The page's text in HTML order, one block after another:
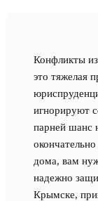
Конфликты
это тяжелая
игнорируют
парней шанс
дома, вам
надежно
Крымске,